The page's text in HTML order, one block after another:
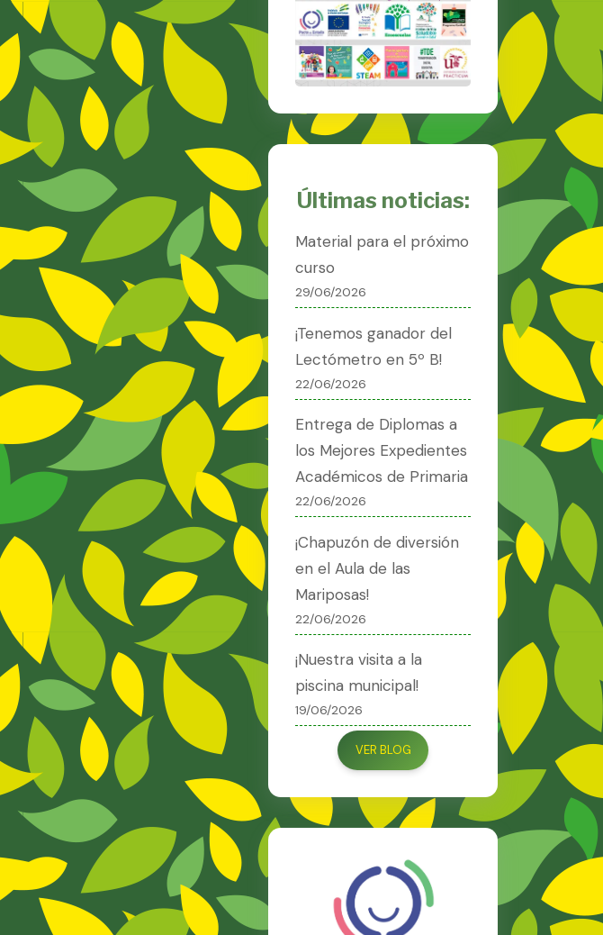
Últimas noticias:
Material para el próximo
curso
29/06/2026
¡Tenemos ganador del
Lectómetro en 5º B!
22/06/2026
Entrega de Diplomas a
los Mejores Expedientes
Académicos de Primaria
22/06/2026
¡Chapuzón de diversión
en el Aula de las
Mariposas!
22/06/2026
¡Nuestra visita a la
piscina municipal!
19/06/2026
VER BLOG